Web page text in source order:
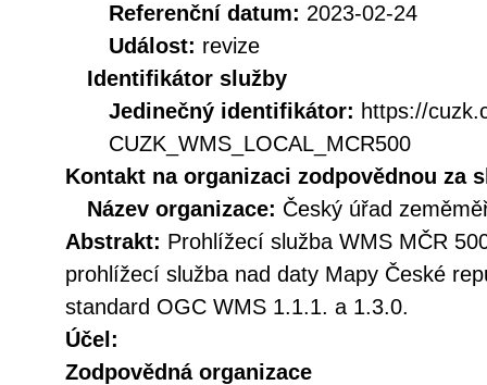
Referenční datum: 2023-02-24
Událost: revize
Identifikátor služby
Jedinečný identifikátor: https://
CUZK_WMS_LOCAL_MCR500
Kontakt na organizaci zodpovědnou za
Název organizace: Český úřad
Abstrakt: Prohlížecí služba WMS MČR
prohlížecí služba nad daty Mapy České
standard OGC WMS 1.1.1. a 1.3.0.
Účel:
Zodpovědná organizace